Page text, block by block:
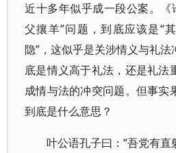
近十多年似乎成一段公案。《
父攘羊”问题，到底应该是“
隐”，这似乎是关涉情义与礼
底是情义高于礼法，还是礼法
成情与法的冲突问题。但事实
到底是什么意思？
叶公语孔子曰：“吾党有